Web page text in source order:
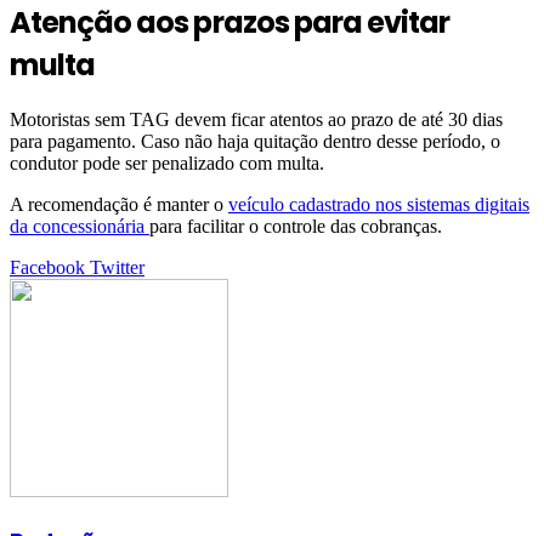
Atenção aos prazos para evitar
multa
Motoristas sem TAG devem ficar atentos ao prazo de até 30 dias
para pagamento. Caso não haja quitação dentro desse período, o
condutor pode ser penalizado com multa.
A recomendação é manter o veículo cadastrado nos sistemas digitais
da concessionária para facilitar o controle das cobranças.
Facebook TwitterGoogle+
LinkedIn
StumbleUpon
Tumblr
Pinterest
Reddit
VKontakte
Share
Print